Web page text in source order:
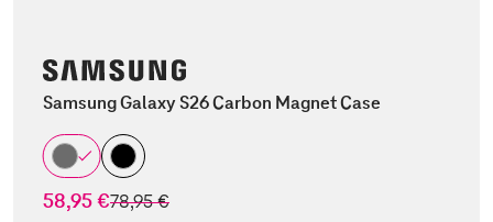
Samsung Galaxy S26 Carbon Magnet Case
58,95 €statt
78,95 €